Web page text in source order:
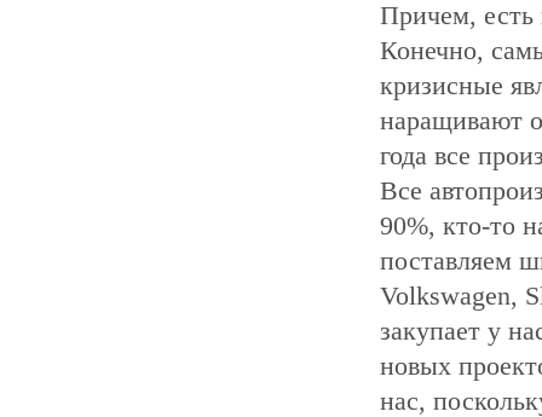
Причем,
Конечно,
кризисные
наращивают
года все
Все
90%, кто-то
поставляем
Volkswagen,
закупает у
новых
нас,